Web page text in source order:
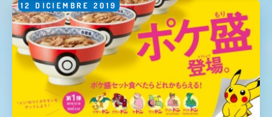
12 DICIEMBRE 2019